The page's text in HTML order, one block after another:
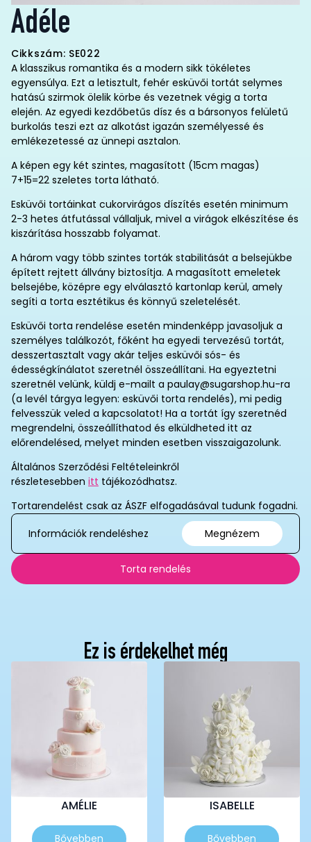
Adéle
Cikkszám: SE022
A klasszikus romantika és a modern sikk tökéletes
egyensúlya. Ezt a letisztult, fehér esküvői tortát selymes
hatású szirmok ölelik körbe és vezetnek végig a torta
elején. Az egyedi kezdőbetűs dísz és a bársonyos felületű
burkolás teszi ezt az alkotást igazán személyessé és
emlékezetessé az ünnepi asztalon.
A képen egy két szintes, magasított (15cm magas)
7+15=22 szeletes torta látható.
Esküvői tortáinkat cukorvirágos díszítés esetén minimum
2-3 hetes átfutással vállaljuk, mivel a virágok elkészítése és
kiszárítása hosszabb folyamat.
A három vagy több szintes torták stabilitását a belsejükbe
épített rejtett állvány biztosítja. A magasított emeletek
belsejébe, középre egy elválasztó kartonlap kerül, amely
segíti a torta esztétikus és könnyű szeletelését.
Esküvői torta rendelése esetén mindenképp javasoljuk a
személyes találkozót, főként ha egyedi tervezésű tortát,
desszertasztalt vagy akár teljes esküvői sós- és
édességkínálatot szeretnél összeállítani. Ha egyeztetni
szeretnél velünk, küldj e-mailt a paulay@sugarshop.hu-ra
(a levél tárgya legyen: esküvői torta rendelés), mi pedig
felvesszük veled a kapcsolatot! Ha a tortát így szeretnéd
megrendelni, összeállíthatod és elküldheted itt az
előrendelésed, melyet minden esetben visszaigazolunk.
Általános Szerződési Feltételeinkről
részletesebben itt tájékozódhatsz.
Tortarendelést csak az ÁSZF elfogadásával tudunk fogadni.
Információk rendeléshez
Megnézem
Torta rendelés
Ez is érdekelhet még
AMÉLIE
Bővebben
Ennek
ISABELLE
Bővebben
Ennek